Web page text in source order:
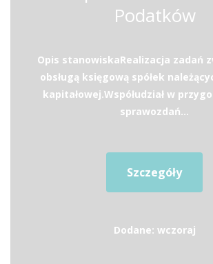
Podatków
Opis stanowiskaRealizacja zadań
obsługą księgową spółek
kapitałowej.Współudział w
sprawozdań...
Szczegóły
Dodane: wczoraj